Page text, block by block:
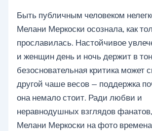
Быть публичным человеком
Мелани Меркоски осознала, как
прославилась. Настойчивое
и женщин день и ночь держит в
безосновательная критика может
другой чаше весов — поддержка
она немало стоит. Ради любви и
неравнодушных взглядов
Мелани Меркоски на фото